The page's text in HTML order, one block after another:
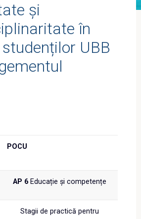
și
în
UBB
POCU
AP 6 Educație și competențe
Stagii de practică pentru